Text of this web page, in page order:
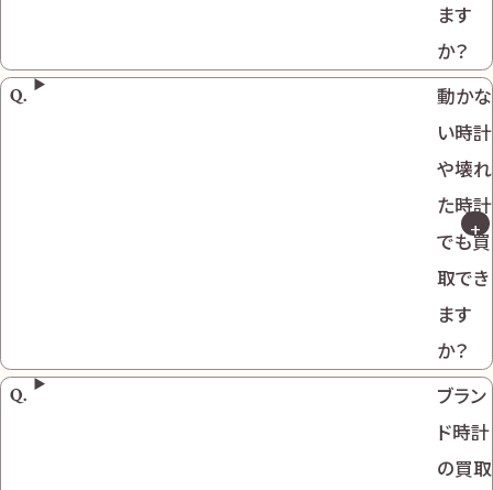
ます
か？
動かな
い時計
や壊れ
た時計
でも買
取でき
ます
か？
ブラン
ド時計
の買取